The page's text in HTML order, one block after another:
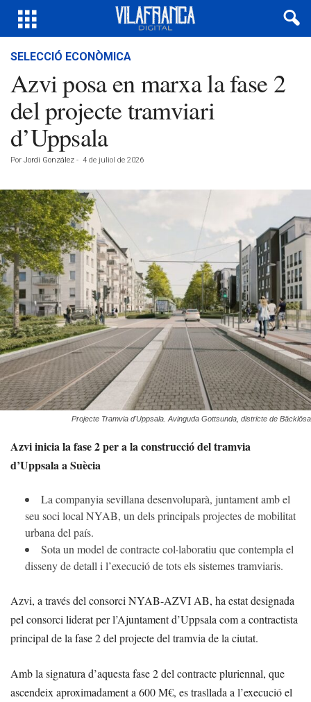
SELECCIÓ ECONÒMICA
Azvi posa en marxa la fase 2
del projecte tramviari
d’Uppsala
Por Jordi González - 4 de juliol de 2026
Projecte Tramvia d'Uppsala. Avinguda Gottsunda, districte de Bäcklösa
Azvi inicia la fase 2 per a la construcció del tramvia
d’Uppsala a Suècia
La companyia sevillana desenvoluparà, juntament amb el
seu soci local NYAB, un dels principals projectes de mobilitat
urbana del país.
Sota un model de contracte col·laboratiu que contempla el
disseny de detall i l’execució de tots els sistemes tramviaris.
Azvi, a través del consorci NYAB-AZVI AB, ha estat designada
pel consorci liderat per l’Ajuntament d’Uppsala com a contractista
principal de la fase 2 del projecte del tramvia de la ciutat.
Amb la signatura d’aquesta fase 2 del contracte pluriennal, que
ascendeix aproximadament a 600 M€, es trasllada a l’execució el